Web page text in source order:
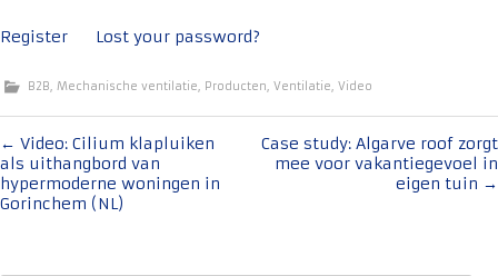
Register Lost your password?
B2B, Mechanische ventilatie, Producten, Ventilatie, Video
Bericht
navigatie
← Video: Cilium klapluiken
als uithangbord van
hypermoderne woningen in
Gorinchem (NL)
Case study: Algarve roof zorgt
mee voor vakantiegevoel in
eigen tuin →